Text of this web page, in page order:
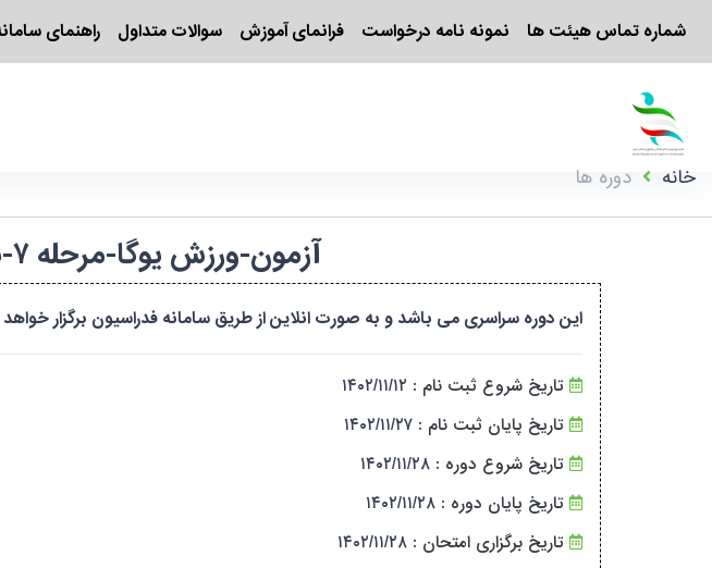
شماره تماس هیئت ها نمونه نامه درخواست فرانمای آموزش سوالات متداول راهنمای
خانه دوره ها
آزمون-ورزش یوگا-مرحله ۷-بانوان-۱۴۰۲۱۱۱۲۱۹۹۵۸۲/۱۲۷۴۹۰
این دوره سراسری می باشد و به صورت انلاین از طریق سامانه فدراسیون برگزار خواهد
تاریخ شروع ثبت نام : ۱۴۰۲/۱۱/۱۲
تاریخ پایان ثبت نام : ۱۴۰۲/۱۱/۲۷
تاریخ شروع دوره : ۱۴۰۲/۱۱/۲۸
تاریخ پایان دوره : ۱۴۰۲/۱۱/۲۸
تاریخ برگزاری امتحان : ۱۴۰۲/۱۱/۲۸